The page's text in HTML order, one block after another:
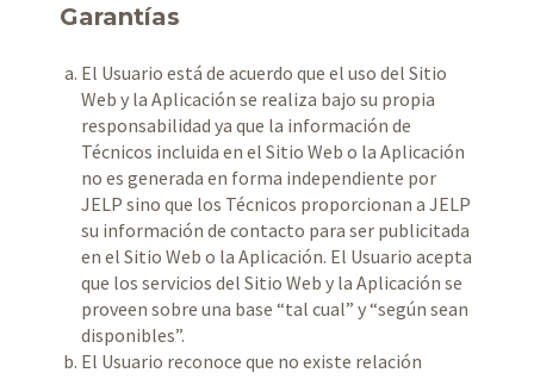
Garantías
El Usuario está de acuerdo que el uso del Sitio
Web y la Aplicación se realiza bajo su propia
responsabilidad ya que la información de
Técnicos incluida en el Sitio Web o la Aplicación
no es generada en forma independiente por
JELP sino que los Técnicos proporcionan a JELP
su información de contacto para ser publicitada
en el Sitio Web o la Aplicación. El Usuario acepta
que los servicios del Sitio Web y la Aplicación se
proveen sobre una base “tal cual” y “según sean
disponibles”.
El Usuario reconoce que no existe relación